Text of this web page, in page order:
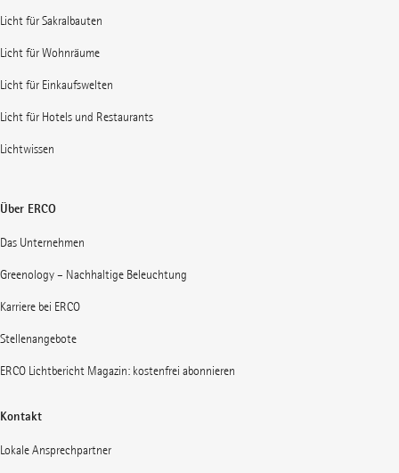
Licht für Sakralbauten
Licht für Wohnräume
Licht für Einkaufswelten
Licht für Hotels und Restaurants
Lichtwissen
Über ERCO
Das Unternehmen
Greenology – Nachhaltige Beleuchtung
Karriere bei ERCO
Stellenangebote
ERCO Lichtbericht Magazin: kostenfrei abonnieren
Kontakt
Lokale Ansprechpartner